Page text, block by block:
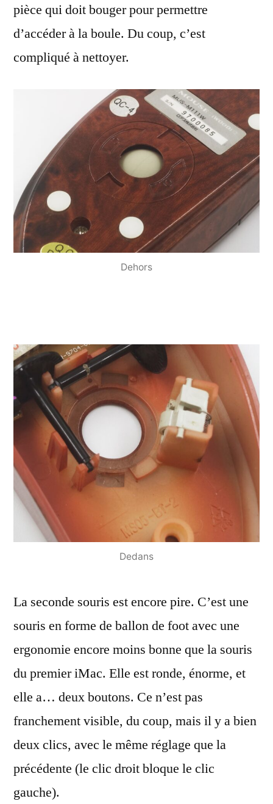
pièce qui doit bouger pour permettre
d’accéder à la boule. Du coup, c’est
compliqué à nettoyer.
Dehors
Dedans
La seconde souris est encore pire. C’est une
souris en forme de ballon de foot avec une
ergonomie encore moins bonne que la souris
du premier iMac. Elle est ronde, énorme, et
elle a… deux boutons. Ce n’est pas
franchement visible, du coup, mais il y a bien
deux clics, avec le même réglage que la
précédente (le clic droit bloque le clic
gauche).